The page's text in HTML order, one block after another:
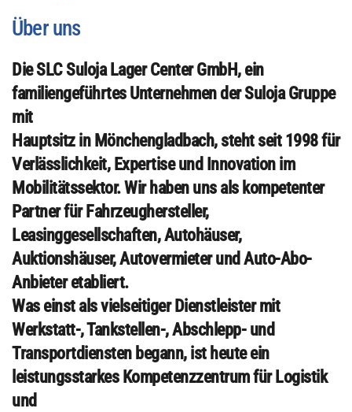
Über uns
Die SLC Suloja Lager Center GmbH, ein
familiengeführtes Unternehmen der Suloja Gruppe
mit
Hauptsitz in Mönchengladbach, steht seit 1998 für
Verlässlichkeit, Expertise und Innovation im
Mobilitätssektor. Wir haben uns als kompetenter
Partner für Fahrzeughersteller,
Leasinggesellschaften, Autohäuser,
Auktionshäuser, Autovermieter und Auto-Abo-
Anbieter etabliert.
Was einst als vielseitiger Dienstleister mit
Werkstatt-, Tankstellen-, Abschlepp- und
Transportdiensten begann, ist heute ein
leistungsstarkes Kompetenzzentrum für Logistik
und